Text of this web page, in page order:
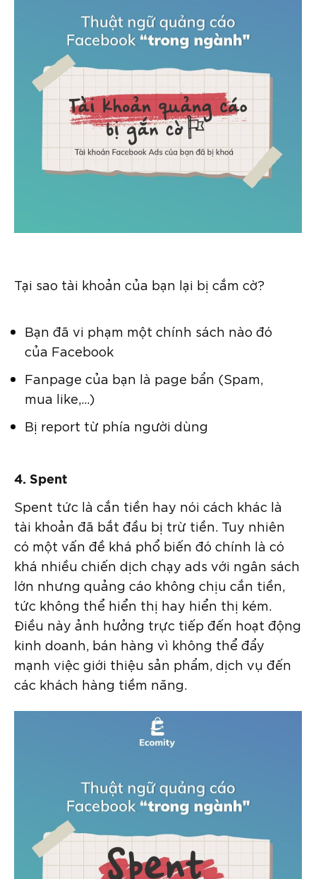
Tại sao tài khoản của bạn lại bị cắm cờ?
Bạn đã vi phạm một chính sách nào đó
của Facebook
Fanpage của bạn là page bẩn (Spam,
mua like,…)
Bị report từ phía người dùng
4. Spent
Spent tức là cắn tiền hay nói cách khác là
tài khoản đã bắt đầu bị trừ tiền. Tuy nhiên
có một vấn đề khá phổ biến đó chính là có
khá nhiều chiến dịch chạy ads với ngân sách
lớn nhưng quảng cáo không chịu cắn tiền,
tức không thể hiển thị hay hiển thị kém.
Điều này ảnh hưởng trực tiếp đến hoạt động
kinh doanh, bán hàng vì không thể đẩy
mạnh việc giới thiệu sản phẩm, dịch vụ đến
các khách hàng tiềm năng.